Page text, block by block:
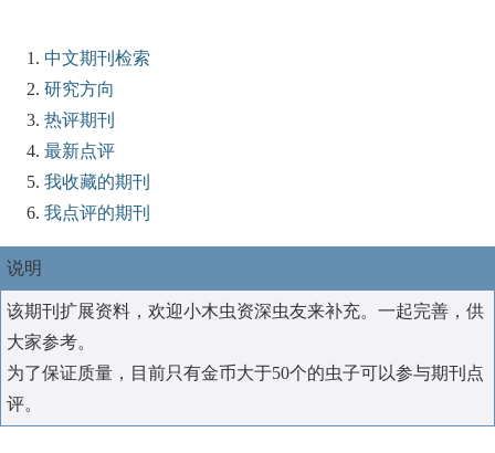
中文期刊检索
研究方向
热评期刊
最新点评
我收藏的期刊
我点评的期刊
说明
该期刊扩展资料，欢迎小木虫资深虫友来补充。一起完善，供
大家参考。
为了保证质量，目前只有金币大于50个的虫子可以参与期刊点
评。